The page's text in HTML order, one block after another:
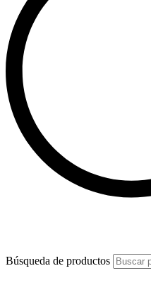
Búsqueda de productos